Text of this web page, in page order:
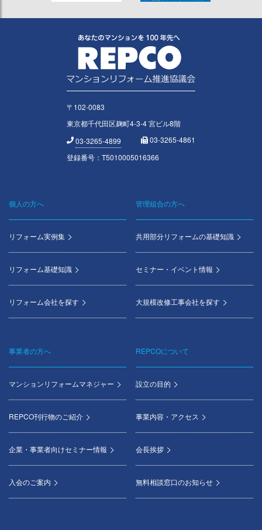
〒102-0083
東京都千代田区麹町4-3-4 宮ビル8階
03-3265-4899
03-3265-4861
登録番号：T5010005016366
Footer
menu
個人の方へ
リフォーム実例集
リフォーム基礎知識
リフォーム会社を探す
管理組合の方へ
共用部分リフォームの基礎知識
セミナー・イベント情報
大規模改修工事会社を探す
事業者の方へ
マンションリフォームマネジャー
REPCO刊行物のご紹介
企業・事業者向けセミナー情報
入会のご案内
REPCOについて
設立の目的
事業内容・アクセス
会長挨拶
無料相談窓口のお知らせ